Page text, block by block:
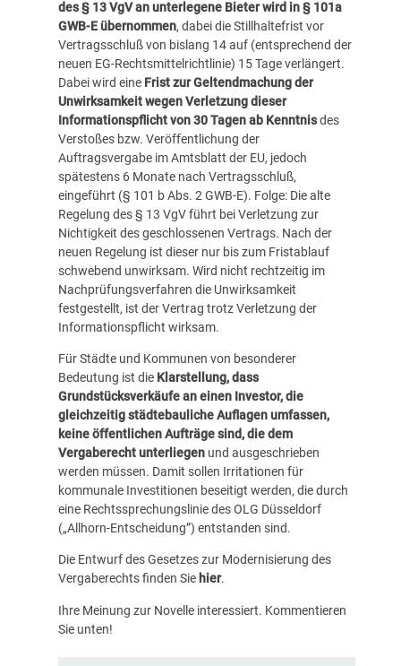
des § 13 VgV an unterlegene Bieter wird in § 101a
GWB-E übernommen, dabei die Stillhaltefrist vor
Vertragsschluß von bislang 14 auf (entsprechend der
neuen EG-Rechtsmittelrichtlinie) 15 Tage verlängert.
Dabei wird eine Frist zur Geltendmachung der
Unwirksamkeit wegen Verletzung dieser
Informationspflicht von 30 Tagenab Kenntnisdes
Verstoßes bzw. Veröffentlichung der
Auftragsvergabe im Amtsblatt der EU, jedoch
spätestens 6 Monate nach Vertragsschluß,
eingeführt (§ 101 b Abs. 2 GWB-E). Folge: Die alte
Regelung des § 13 VgV führt bei Verletzung zur
Nichtigkeit des geschlossenen Vertrags. Nach der
neuen Regelung ist dieser nur bis zum Fristablauf
schwebend unwirksam. Wird nicht rechtzeitig im
Nachprüfungsverfahren die Unwirksamkeit
festgestellt, ist der Vertrag trotz Verletzung der
Informationspflicht wirksam.
Für Städte und Kommunen von besonderer
Bedeutung ist die Klarstellung, dass
Grundstücksverkäufe an einen Investor, die
gleichzeitig städtebauliche Auflagen umfassen,
keine öffentlichen Aufträge sind, die dem
Vergaberecht unterliegenund ausgeschrieben
werden müssen. Damit sollen Irritationen für
kommunale Investitionen beseitigt werden, die durch
eine Rechtssprechungslinie des OLG Düsseldorf
(„Allhorn-Entscheidung”) entstanden sind.
Die Entwurf des Gesetzes zur Modernisierung des
Vergaberechts finden Sie hier.
Ihre Meinung zur Novelle interessiert. Kommentieren
Sie unten!